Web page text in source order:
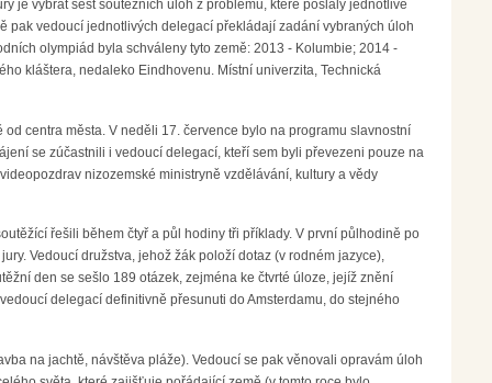
je vybrat šest soutěžních úloh z problémů, které poslaly jednotlivé
pak vedoucí jednotlivých delegací překládají zadání vybraných úloh
olympiád byla schváleny tyto země: 2013 - Kolumbie; 2014 -
kláštera, nedaleko Eindhovenu. Místní univerzita, Technická
centra města. V neděli 17. července bylo na programu slavnostní
se zúčastnili i vedoucí delegací, kteří sem byli převezeni pouze na
nizozemské ministryně vzdělávání, kultury a vědy
řešili během čtyř a půl hodiny tři příklady. V první půlhodině po
Vedoucí družstva, jehož žák položí dotaz (v rodném jazyce),
den se sešlo 189 otázek, zejména ke čtvrté úloze, jejíž znění
delegací definitivně přesunuti do Amsterdamu, do stejného
na jachtě, návštěva pláže). Vedoucí se pak věnovali opravám úloh